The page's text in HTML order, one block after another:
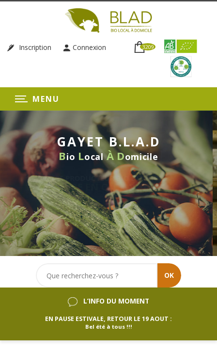
Inscription Connexion 3209
MENU
GAYET B.L.A.D
Bio LocalÀDomicile
DU RHÔNE
CLICS
LIVRAISON
SANS
OK
L’INFO DU MOMENT
EN PAUSE ESTIVALE, RETOUR LE 19 AOUT :
Bel été à tous !!!